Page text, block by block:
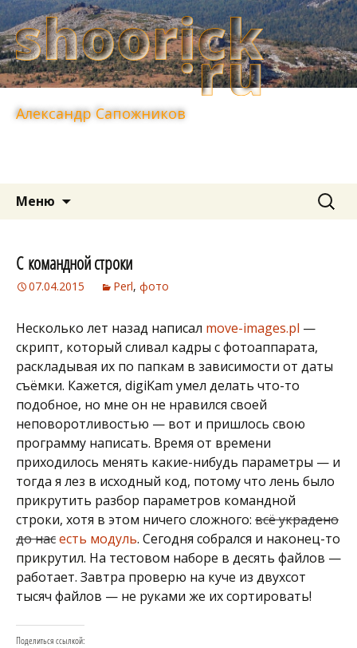
Александр Сапожников
Меню Найти:
С командной строки
07.04.2015 Perl, фото
Несколько лет назад написал move-images.pl —
скрипт, который сливал кадры с фотоаппарата,
раскладывая их по папкам в зависимости от даты
съёмки. Кажется, digiKam умел делать что-то
подобное, но мне он не нравился своей
неповоротливостью — вот и пришлось свою
программу написать. Время от времени
приходилось менять какие-нибудь параметры — и
тогда я лез в исходный код, потому что лень было
прикрутить разбор параметров командной
строки, хотя в этом ничего сложного: всё украдено
до насесть модуль. Сегодня собрался и наконец-то
прикрутил. На тестовом наборе в десять файлов —
работает. Завтра проверю на куче из двухсот
тысяч файлов — не руками же их сортировать!
Поделиться ссылкой: